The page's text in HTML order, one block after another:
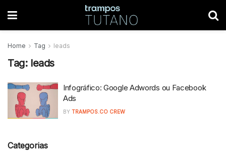
Home Tag leads
Tag: leads
Infográfico: Google Adwords ou Facebook
Ads
BY TRAMPOS.CO CREW
Categorias